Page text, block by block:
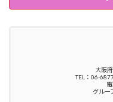
大阪
TEL：06-
グルー